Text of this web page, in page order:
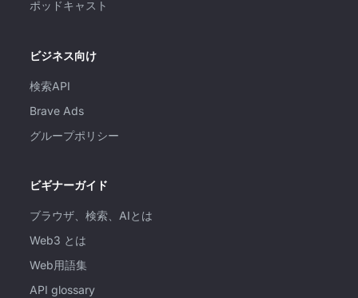
ポッドキャスト
ビジネス向け
検索API
Brave Ads
グループポリシー
ビギナーガイド
ブラウザ、検索、AIとは
Web3 とは
Web用語集
API glossary